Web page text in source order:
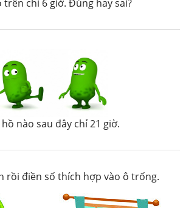
chỉ 6 giờ. Đúng hay sai?
nào sau đây chỉ 21 giờ.
rồi điền số thích hợp vào ô trống.